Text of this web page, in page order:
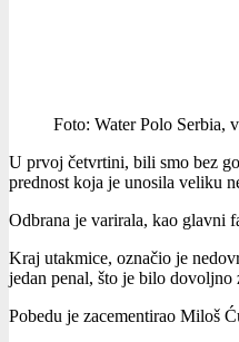
Foto: Water Polo Serbia,
U prvoj četvrtini, bili smo bez
prednost koja je unosila veliku
Odbrana je varirala, kao glavni
Kraj utakmice, označio je
jedan penal, što je bilo dovoljno
Pobedu je zacementirao Miloš